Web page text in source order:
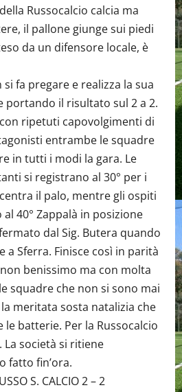
Russocalcio calcia ma
il pallone giunge sui piedi
da un difensore locale, è
fa pregare e realizza la sua
portando il risultato sul 2 a 2.
ripetuti capovolgimenti di
entrambe le squadre
in tutti i modi la gara. Le
si registrano al 30° per i
il palo, mentre gli ospiti
40° Zappalà in posizione
dal Sig. Butera quando
a Sferra. Finisce così in parità
benissimo ma con molta
squadre che non si sono mai
meritata sosta natalizia che
batterie. Per la Russocalcio
società si ritiene
fatto fin’ora.
S. CALCIO 2 – 2